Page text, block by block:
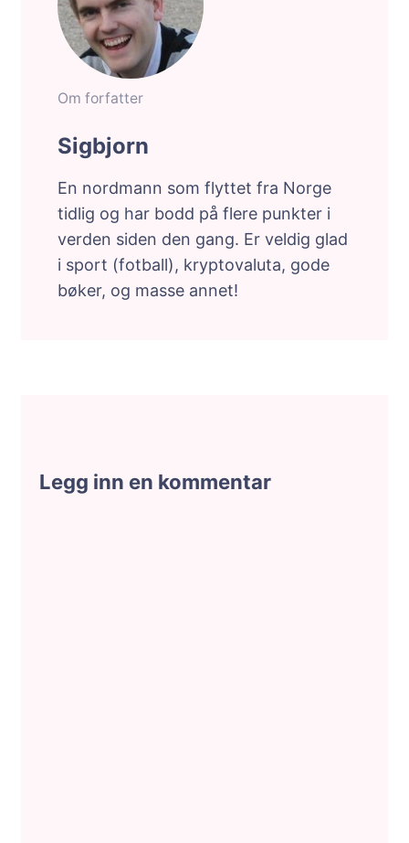
Om forfatter
Sigbjorn
En nordmann som flyttet fra Norge
tidlig og har bodd på flere punkter i
verden siden den gang. Er veldig glad
i sport (fotball), kryptovaluta, gode
bøker, og masse annet!
Legg inn en kommentar